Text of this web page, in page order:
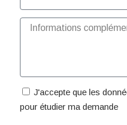
J'accepte que les
pour étudier ma demande